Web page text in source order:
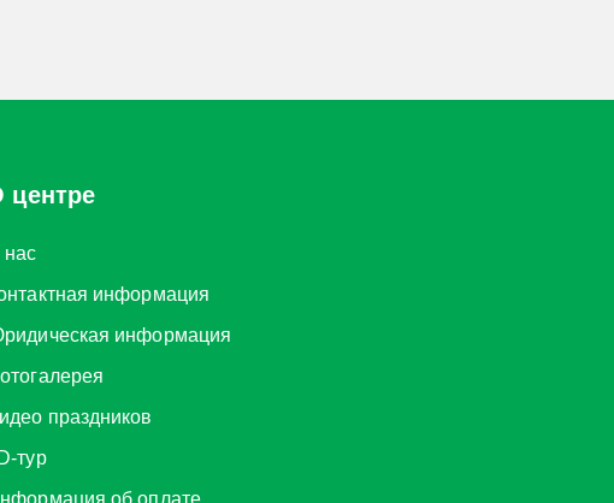
центре
информация
информация
праздников
тур
об оплате